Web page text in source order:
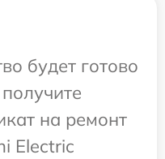
будет готово
на ремонт
Electric